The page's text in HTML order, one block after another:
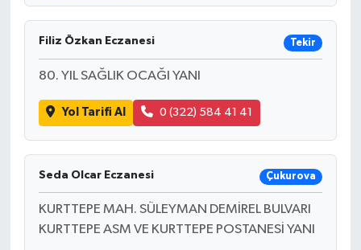
Filiz Özkan Eczanesi Tekir
80. YIL SAĞLIK OCAĞI YANI
Yol Tarifi Al 0 (322) 584 41 41
Seda Olcar Eczanesi Çukurova
KURTTEPE MAH. SÜLEYMAN DEMİREL BULVARI
KURTTEPE ASM VE KURTTEPE POSTANESİ YANI